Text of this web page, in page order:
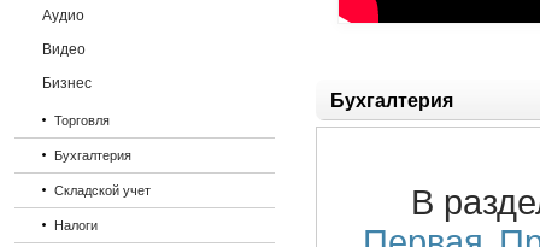
Аудио
Видео
Бизнес
Торговля
Бухгалтерия
Складской учет
Налоги
Бухгалтерия
В